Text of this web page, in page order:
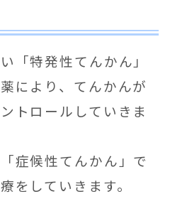
「特発性てんかん」
により、てんかんが
トロールしていきま
症候性てんかん」で
をしていきます。